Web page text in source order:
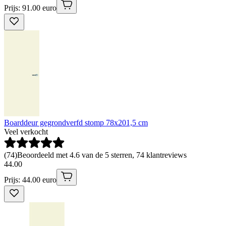
Prijs: 91.00 euro
Boarddeur gegrondverfd stomp 78x201,5 cm
Veel verkocht
(74)Beoordeeld met 4.6 van de 5 sterren, 74 klantreviews
44.00
Prijs: 44.00 euro